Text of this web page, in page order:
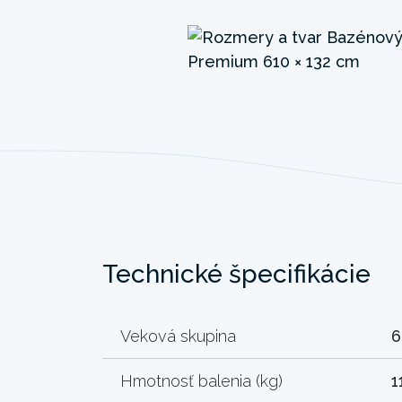
Technické špecifikácie
Veková skupina
Hmotnosť balenia (kg)